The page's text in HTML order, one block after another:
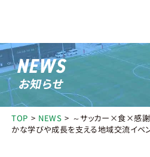
施設紹介FACILITY
小さな森の家フィールド
NEWS
お知らせ
TOP NEWS
～サッカー×食×感
かな学びや成長を支える地域交流イベ